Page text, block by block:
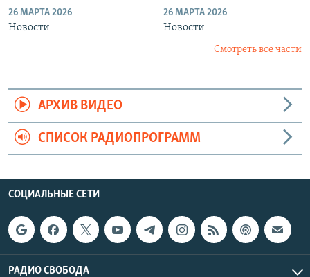
26 МАРТА 2026
Новости
26 МАРТА 2026
Новости
Смотреть все части
АРХИВ ВИДЕО
СПИСОК РАДИОПРОГРАММ
СОЦИАЛЬНЫЕ СЕТИ
РАДИО СВОБОДА